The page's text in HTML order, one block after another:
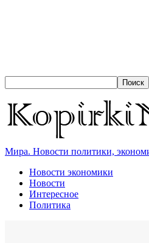
Мира. Новости политики,
Новости экономики
Новости
Интересное
Политика